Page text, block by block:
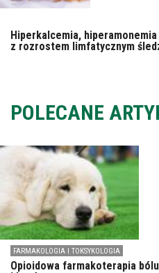
Hiperkalcemia,
z rozrostem limfatycznym
POLECANE
FARMAKOLOGIA I TOKSYKOLOGIA
Opioidowa farmakoterapia